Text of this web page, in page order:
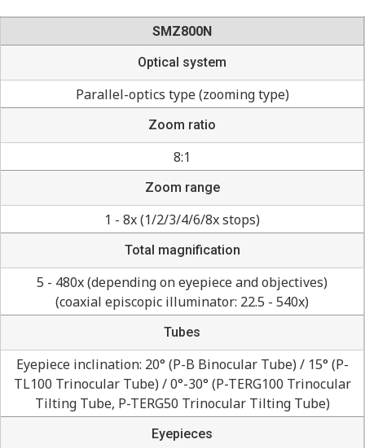
SMZ800N
Optical system
Parallel-optics type (zooming type)
Zoom ratio
8:1
Zoom range
1 - 8x (1/2/3/4/6/8x stops)
Total magnification
5 - 480x (depending on eyepiece and objectives)
(coaxial episcopic illuminator: 22.5 - 540x)
Tubes
Eyepiece inclination: 20° (P-B Binocular Tube) / 15° (P-
TL100 Trinocular Tube) / 0°-30° (P-TERG100 Trinocular
Tilting Tube, P-TERG50 Trinocular Tilting Tube)
Eyepieces